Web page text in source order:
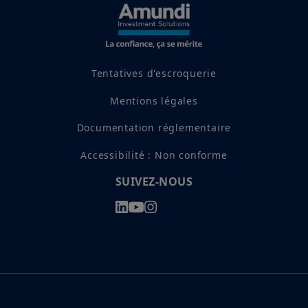
En choisissant d’accéder à notre site, vous reconnaissez avoir
pris connaissance de ces Conditions et les avoir acceptées.
Nous vous conseillons, dans votre intérêt, de les lire
Tentatives d'escroquerie
Mentions légales
Documentation réglementaire
Accessibilité : Non conforme
SUIVEZ-NOUS